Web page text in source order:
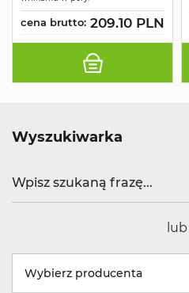
cena brutto: 209.10 PLN
Wyszukiwarka
lub
Wybierz producenta